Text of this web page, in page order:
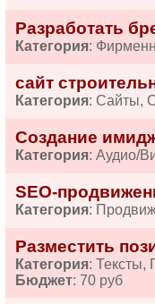
Разработать
Категория:
сайт
Категория: Сайты,
Создание
Категория: Аудио/
SEO-
Категория:
Разместить
Категория: Тексты,
Бюджет: 70 руб